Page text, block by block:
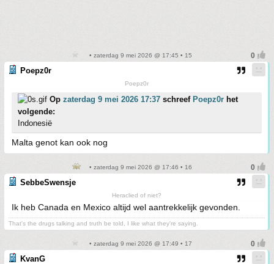
• zaterdag 9 mei 2026 @ 17:45 • 15
Poepz0r
Poepz0r
Op zaterdag 9 mei 2026 17:37 schreef Poepz0r het
volgende:
Indonesië
Malta genot kan ook nog
• zaterdag 9 mei 2026 @ 17:46 • 16
SebbeSwensje
Heraclied of niet?
Ik heb Canada en Mexico altijd wel aantrekkelijk gevonden.
That's the drugs talking and truth be told, I like what they're saying.
• zaterdag 9 mei 2026 @ 17:49 • 17
KvanG